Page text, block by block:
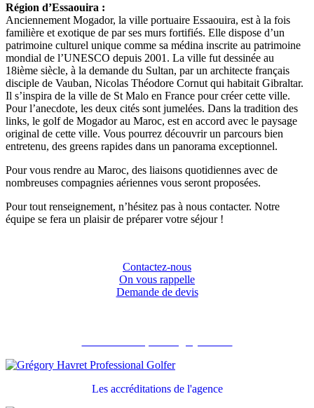
Région d’Essaouira :
Anciennement Mogador, la ville portuaire Essaouira, est à la fois
familière et exotique de par ses murs fortifiés. Elle dispose d’un
patrimoine culturel unique comme sa médina inscrite au patrimoine
mondial de l’UNESCO depuis 2001. La ville fut dessinée au
18ième siècle, à la demande du Sultan, par un architecte français
disciple de Vauban, Nicolas Théodore Cornut qui habitait Gibraltar.
Il s’inspira de la ville de St Malo en France pour créer cette ville.
Pour l’anecdote, les deux cités sont jumelées. Dans la tradition des
links, le golf de Mogador au Maroc, est en accord avec le paysage
original de cette ville. Vous pourrez découvrir un parcours bien
entretenu, des greens rapides dans un panorama exceptionnel.
Pour vous rendre au Maroc, des liaisons quotidiennes avec de
nombreuses compagnies aériennes vous seront proposées.
Pour tout renseignement, n’hésitez pas à nous contacter. Notre
équipe se fera un plaisir de préparer votre séjour !
Contactez-nous
On vous rappelle
Demande de devis
Les accréditations de l'agence